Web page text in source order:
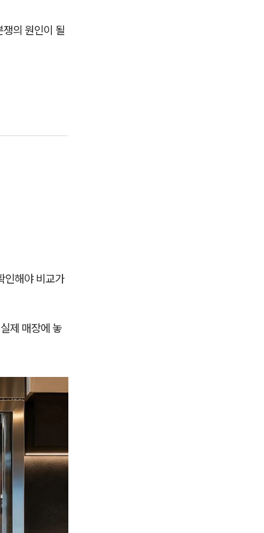
의 원인이 될
인해야 비교가
제 매장에 놓